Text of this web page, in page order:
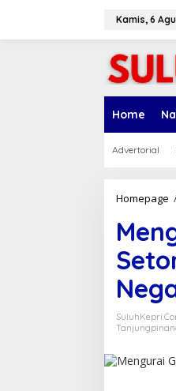
Kamis, 6
Home
Advertorial
Homepage